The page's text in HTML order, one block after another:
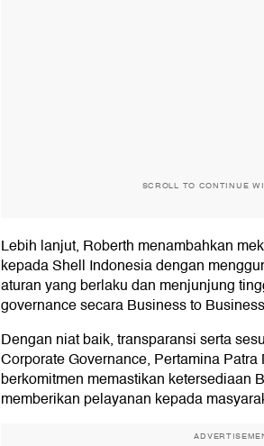
SCROLL TO CONTINUE
Lebih lanjut, Roberth menambahkan
kepada Shell Indonesia dengan
aturan yang berlaku dan menjunjung
governance secara Business to
Dengan niat baik, transparansi serta
Corporate Governance, Pertamina
berkomitmen memastikan ketersediaan
memberikan pelayanan kepada